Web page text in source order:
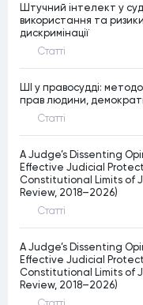
Штучний інтелект у
використання та
дискримінації
Статтi
ШІ у правосудді:
прав людини,
Статтi
A Judge’s Dissenting
Effective Judicial
Constitutional Limits of
Review, 2018–2026)
Статтi
A Judge’s Dissenting
Effective Judicial
Constitutional Limits of
Review, 2018–2026)